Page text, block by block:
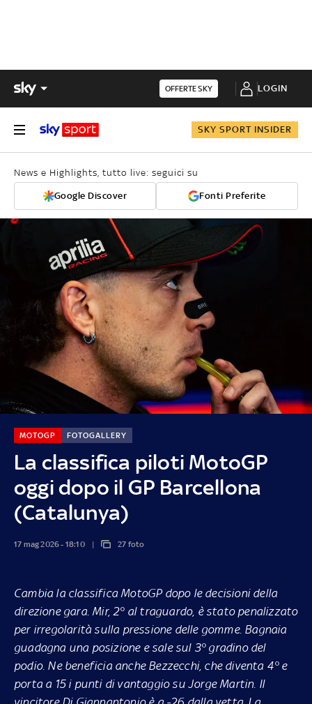
OFFERTE SKY LOGIN
SKY SPORT INSIDER
News e Highlights, tutto live: seguici su
Google Discover Fonti Preferite
La classifica piloti MotoGP
oggi dopo il GP Barcellona
(Catalunya)
MOTOGP FOTOGALLERY
17 mag 2026 - 18:10 27 foto
Cambia la classifica MotoGP dopo le decisioni della
direzione gara. Mir, 2° al traguardo, è stato penalizzato
per irregolarità sulla pressione delle gomme. Bagnaia
guadagna una posizione e sale sul 3° gradino del
podio. Ne beneficia anche Bezzecchi, che diventa 4° e
porta a 15 i punti di vantaggio su Jorge Martin. Il